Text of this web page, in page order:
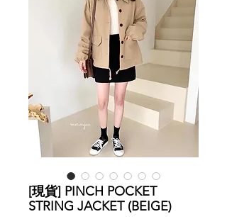
[現貨] PINCH POCKET
STRING JACKET (BEIGE)